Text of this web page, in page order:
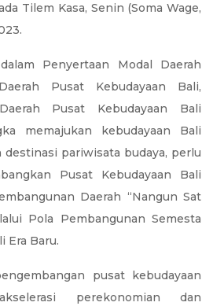
Tilem Kasa, Senin (Soma Wage,
Penyertaan Modal Daerah
Pusat Kebudayaan Bali,
Pusat Kebudayaan Bali
memajukan kebudayaan Bali
pariwisata budaya, perlu
Pusat Kebudayaan Bali
Daerah “Nangun Sat
Pola Pembangunan Semesta
Era Baru.
pusat kebudayaan
perekonomian dan